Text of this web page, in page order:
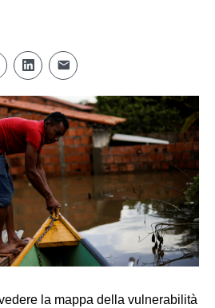
la mappa della vulnerabilità